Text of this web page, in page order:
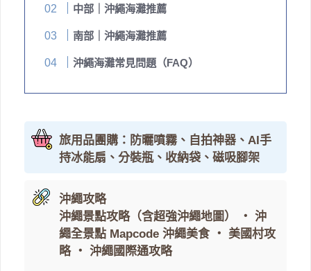
中部｜沖繩海灘推薦
南部｜沖繩海灘推薦
沖繩海灘常見問題（FAQ）
旅用品團購：防曬噴霧、自拍神器、AI手
持冰能扇、分裝瓶、收納袋、磁吸腳架
沖繩攻略
沖繩景點攻略（含超強沖繩地圖）
・ 沖
繩全景點 Mapcode 沖繩美食・ 美國村攻
略・ 沖繩國際通攻略